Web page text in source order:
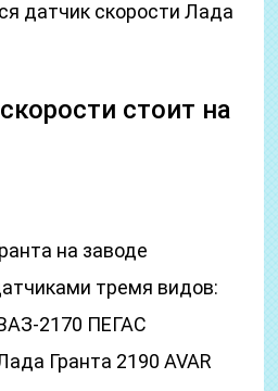
датчик скорости Лада
стоит на
на заводе
тремя видов:
2170 ПЕГАС
Гранта 2190 AVAR